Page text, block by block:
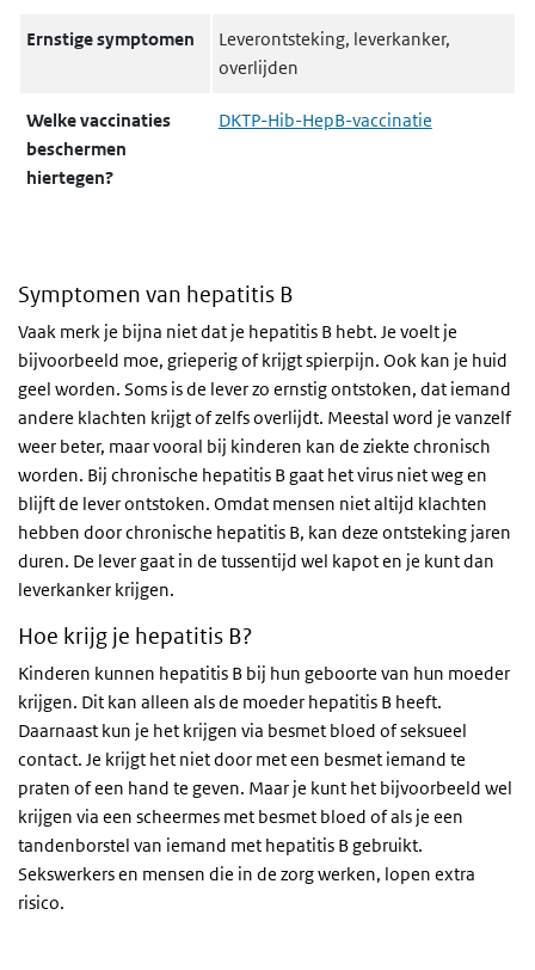
Ernstige symptomen
Leverontsteking, leverkanker,
overlijden
Welke vaccinaties
beschermen
hiertegen?
DKTP-Hib-HepB-vaccinatie
Symptomen van hepatitis B
Vaak merk je bijna niet dat je hepatitis B hebt. Je voelt je
bijvoorbeeld moe, grieperig of krijgt spierpijn. Ook kan je huid
geel worden. Soms is de lever zo ernstig ontstoken, dat iemand
andere klachten krijgt of zelfs overlijdt. Meestal word je vanzelf
weer beter, maar vooral bij kinderen kan de ziekte chronisch
worden. Bij chronische hepatitis B gaat het virus niet weg en
blijft de lever ontstoken. Omdat mensen niet altijd klachten
hebben door chronische hepatitis B, kan deze ontsteking jaren
duren. De lever gaat in de tussentijd wel kapot en je kunt dan
leverkanker krijgen.
Hoe krijg je hepatitis B?
Kinderen kunnen hepatitis B bij hun geboorte van hun moeder
krijgen. Dit kan alleen als de moeder hepatitis B heeft.
Daarnaast kun je het krijgen via besmet bloed of seksueel
contact. Je krijgt het niet door met een besmet iemand te
praten of een hand te geven. Maar je kunt het bijvoorbeeld wel
krijgen via een scheermes met besmet bloed of als je een
tandenborstel van iemand met hepatitis B gebruikt.
Sekswerkers en mensen die in de zorg werken, lopen extra
risico.